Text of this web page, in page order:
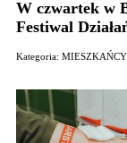
W czwartek w
Festiwal
Kategoria: MIESZKAŃCY